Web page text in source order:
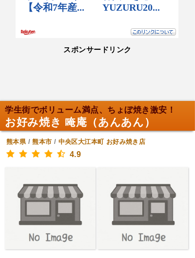
スポンサードリンク
学生街でボリューム満点、ちょぼ焼き激安！
お好み焼き 唵庵（あんあん）
熊本県/熊本市 / 中央区大江本町 お好み焼き店
4.9